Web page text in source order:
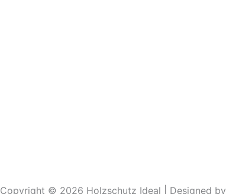
Copyright © 2026 Holzschutz Ideal | Designed by